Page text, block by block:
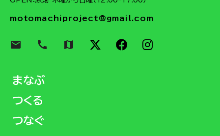
motomachiproject@gmail.com
email call map
まなぶ
つくる
つなぐ